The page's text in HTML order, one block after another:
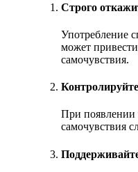
Строго
Употребление
может
самочувствия.
При появлении
самочувствия